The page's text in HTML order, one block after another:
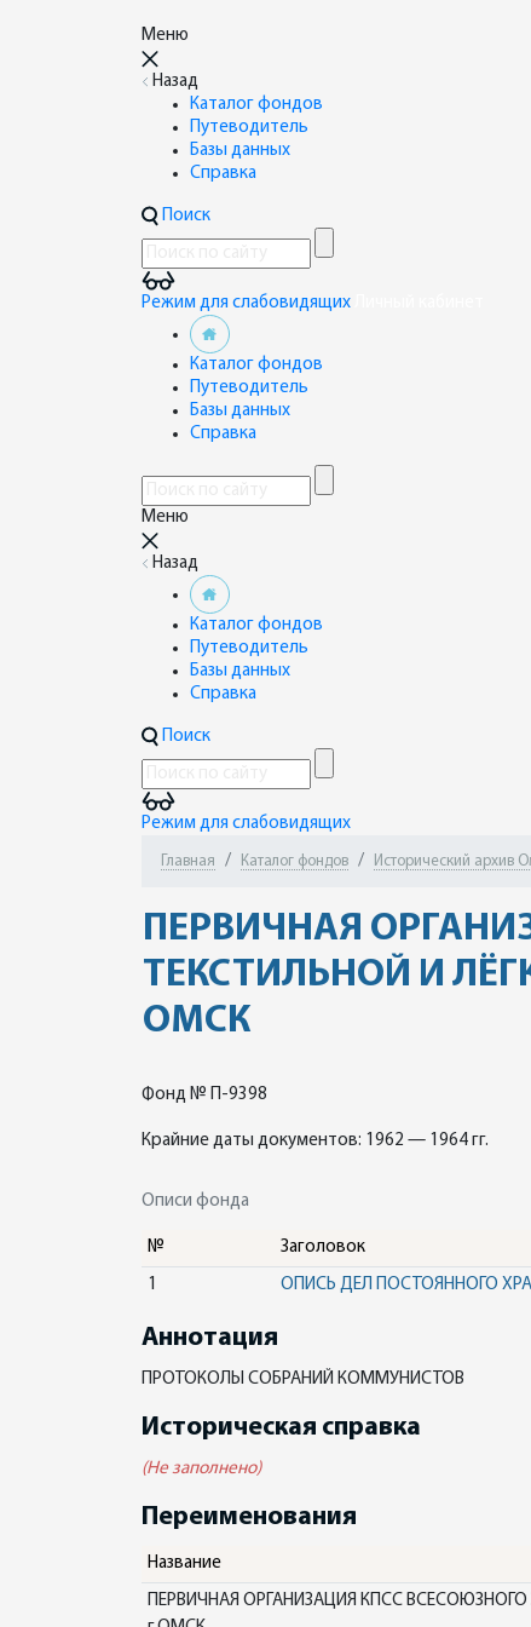
Меню
Назад
Каталог фондов
Путеводитель
Базы данных
Справка
Поиск
Режим для слабовидящих
Каталог фондов
Путеводитель
Базы данных
Справка
Меню
Назад
Каталог фондов
Путеводитель
Базы данных
Справка
Поиск
Режим для слабовидящих
Главная Каталог фондов Исторический архив
ПЕРВИЧНАЯ
ТЕКСТИЛЬНОЙ И
ОМСК
Фонд № П-9398
Крайние даты документов: 1962 — 1964 гг.
Описи фонда
№ Заголовок
1 ОПИСЬ ДЕЛ ПОСТОЯННОГО
Аннотация
ПРОТОКОЛЫ СОБРАНИЙ КОММУНИСТОВ
Историческая справка
(Не заполнено)
Переименования
Название
ПЕРВИЧНАЯ ОРГАНИЗАЦИЯ КПСС